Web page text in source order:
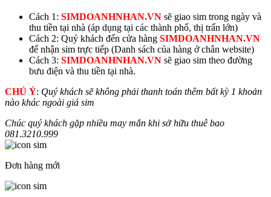
Cách 1: SIMDOANHNHAN.VN sẽ giao sim trong ngày và
thu tiền tại nhà (áp dụng tại các thành phố, thị trấn lớn)
Cách 2: Quý khách đến cửa hàng SIMDOANHNHAN.VN
để nhận sim trực tiếp (Danh sách của hàng ở chân website)
Cách 3: SIMDOANHNHAN.VN sẽ giao sim theo đường
bưu điện và thu tiền tại nhà.
CHÚ Ý: Quý khách sẽ không phải thanh toán thêm bất kỳ 1 khoản
nào khác ngoài giá sim
Chúc quý khách gặp nhiều may mắn khi sở hữu thuê bao
081.3210.999
Đơn hàng mới